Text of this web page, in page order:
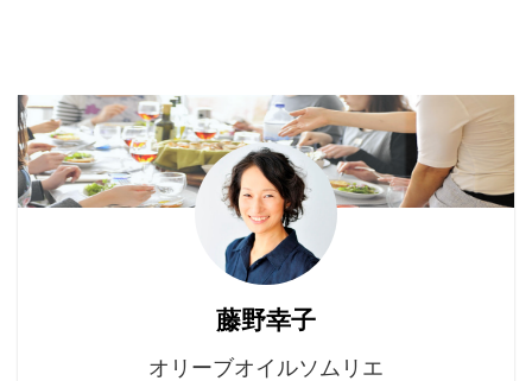
藤野幸子
オリーブオイルソムリエ